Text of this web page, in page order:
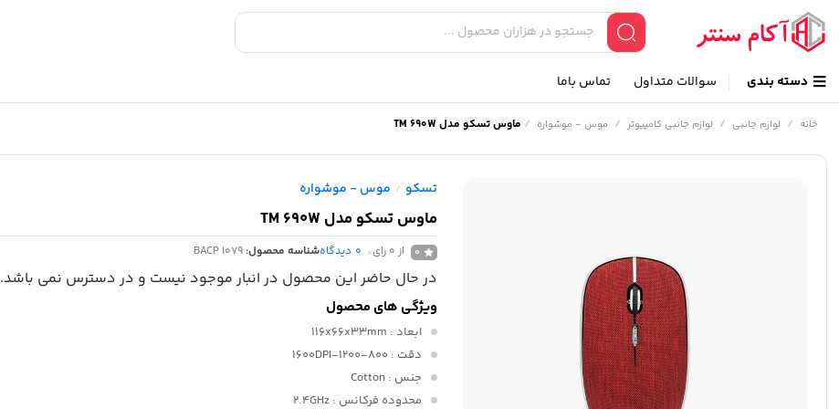
دسته بندی سوالات متداول تماس باما
خانه / لوازم جانبی / لوازم جانبی کامپیوتر / موس - موشواره / ماوس تسکو مدل TM 690W
تسکو / موس - موشواره
ماوس تسکو مدل TM 690W
0 از 0 رای 0 دیدگاهشناسه محصول: BACP 1079
در حال حاضر این محصول در انبار موجود نیست و در دسترس نمی باشد.
ویژگی های محصول
ابعاد : 116x66x33mm
دقت : 800-1200-1600DPI
جنس : Cotton
محدوده فرکانس : 2.4GHz